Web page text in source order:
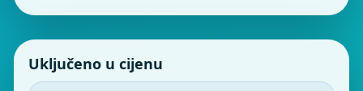
Uključeno u cijenu